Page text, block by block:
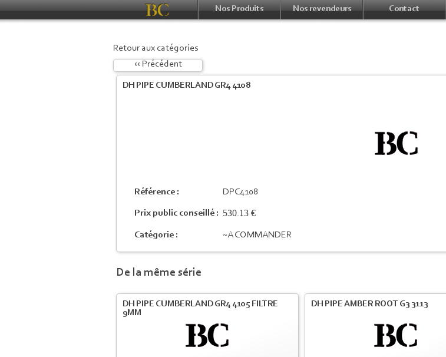
Nos Produits Nos revendeurs Contact
Retour aux catégories
‹‹ Précédent
DH PIPE CUMBERLAND GR4 4108
Référence : DPC4108
Prix public conseillé : 530.13 €
Catégorie : ~A COMMANDER
De la même série
DH PIPE CUMBERLAND GR4 4105 FILTRE
9MM
DH PIPE AMBER ROOT G3 3113